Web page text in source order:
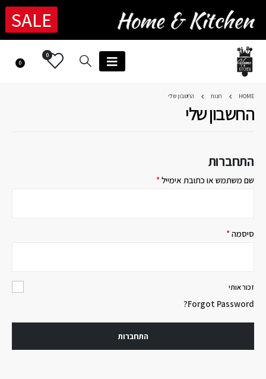
SALE
0
0
HOME חנות החשבון שלי
החשבון שלי
התחברות
שם משתמש או כתובת אימייל*
סיסמה*
זכור אותי
Forgot Password?
התחברות